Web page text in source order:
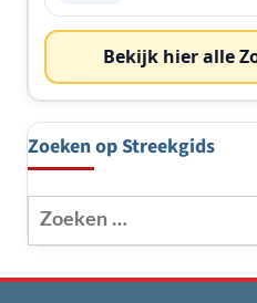
Bekijk hier alle
Zoeken op Streekgids
Zoeken
naar: